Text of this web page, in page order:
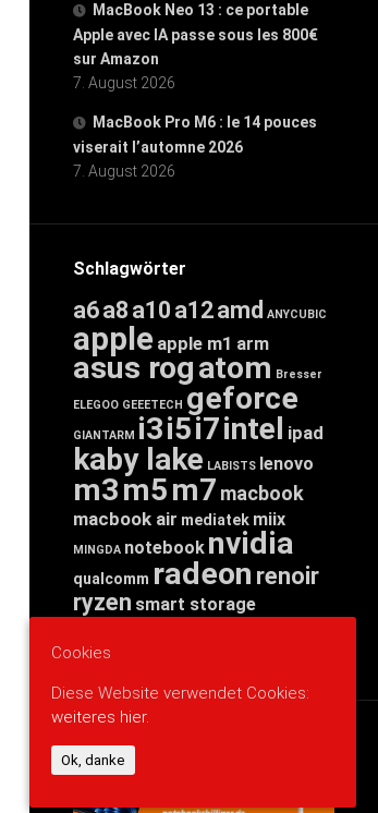
MacBook Neo 13 : ce portable
Apple avec IA passe sous les 800€
sur Amazon
7. August 2026
MacBook Pro M6 : le 14 pouces
viserait l’automne 2026
7. August 2026
Schlagwörter
a6a8 a10 a12amd ANYCUBIC
apple apple m1 arm
asus rogatom Bresser
ELEGOO GEEETECH geforce
GIANTARM i3i5i7intel ipad
kaby lake LABISTS lenovo
m3m5m7 macbook
macbook air mediatek miix
MINGDA notebook nvidia
qualcomm radeon renoir
ryzen smart storage
threadripper
WERBUNG
Cookies
Diese Website verwendet Cookies:
weiteres hier.
Ok, danke